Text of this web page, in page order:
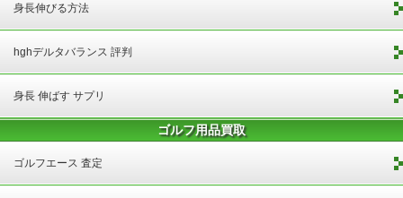
身長伸びる方法
hghデルタバランス 評判
身長 伸ばす サプリ
ゴルフ用品買取
ゴルフエース 査定